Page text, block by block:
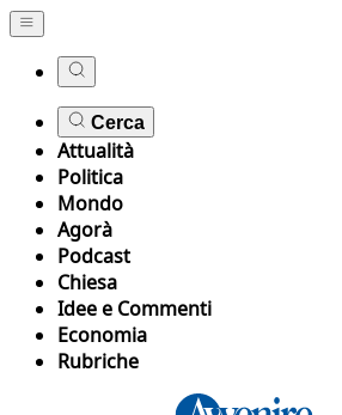
Cerca
Attualità
Politica
Mondo
Agorà
Podcast
Chiesa
Idee e Commenti
Economia
Rubriche